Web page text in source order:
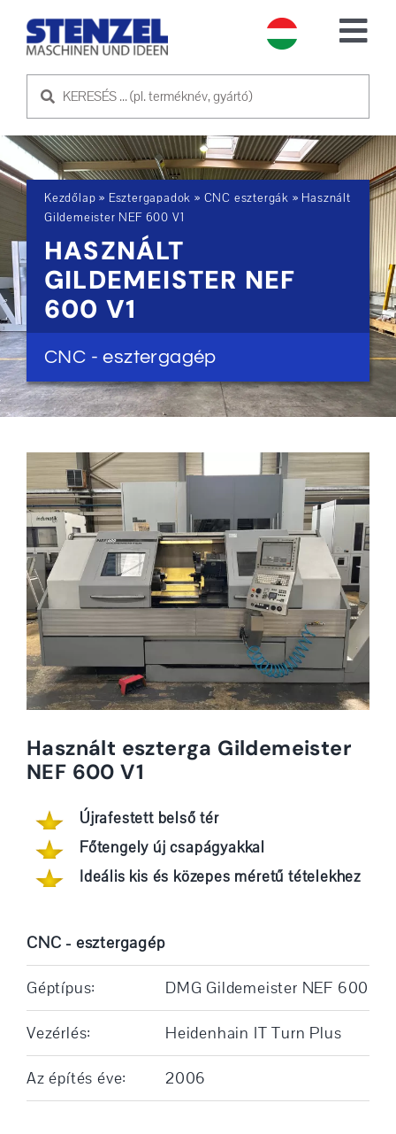
HASZNÁLT GÉPEK
ELADÓ GÉP
SZOLGÁLTATÁS
RÓLUNK
KAPCSOLATFELVÉTEL
Kezdőlap » Esztergapadok » CNC esztergák » Használt
Gildemeister NEF 600 V1
HASZNÁLT
GILDEMEISTER NEF
600 V1
CNC - esztergagép
Használt eszterga Gildemeister
NEF 600 V1
Újrafestett belső tér
Főtengely új csapágyakkal
Ideális kis és közepes méretű tételekhez
CNC - esztergagép
Géptípus: DMG Gildemeister NEF 600
Vezérlés: Heidenhain IT Turn Plus
Az építés éve: 2006